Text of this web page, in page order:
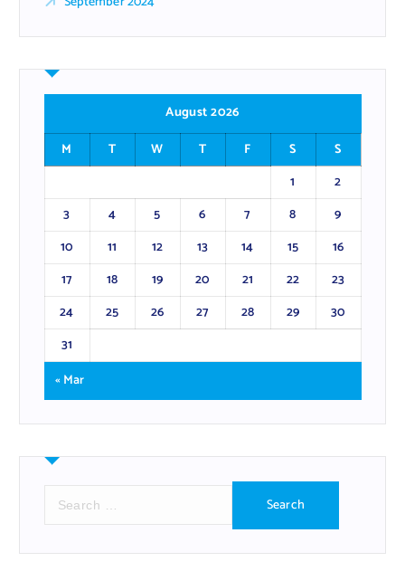
August 2026
M
T W T F S
S
1
2
3
4 5 6 7 8
9
10
11 12 13 14 15
16
17
18 19 20 21 22
23
24
25 26 27 28 29
30
31
« Mar
r